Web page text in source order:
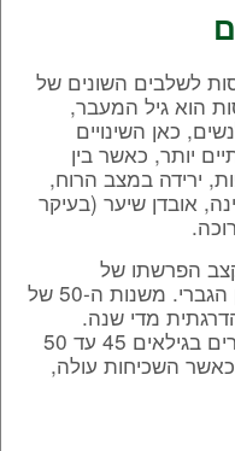
לשלבים השונים של
הוא גיל המעבר,
כאן השינויים
יותר, כאשר בין
ירידה במצב הרוח,
אובדן שיער (בעיקר
הפרשתו של
הטסטוסטרון, הלא הוא הורמון המין הגברי. משנות ה-50 של
מדי שנה.
התוצאה היא שאחד מבין עשרה גברים בגילאים 45 עד 50
השכיחות עולה,